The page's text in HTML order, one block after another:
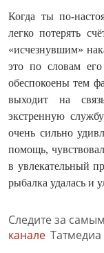
Когда ты по-
легко потерять
«исчезнувшим»
это по словам
обеспокоены тем
выходит на
экстренную
очень сильно
помощь,
в увлекательный
рыбалка удалась и
Следите за
канале Татмедиа